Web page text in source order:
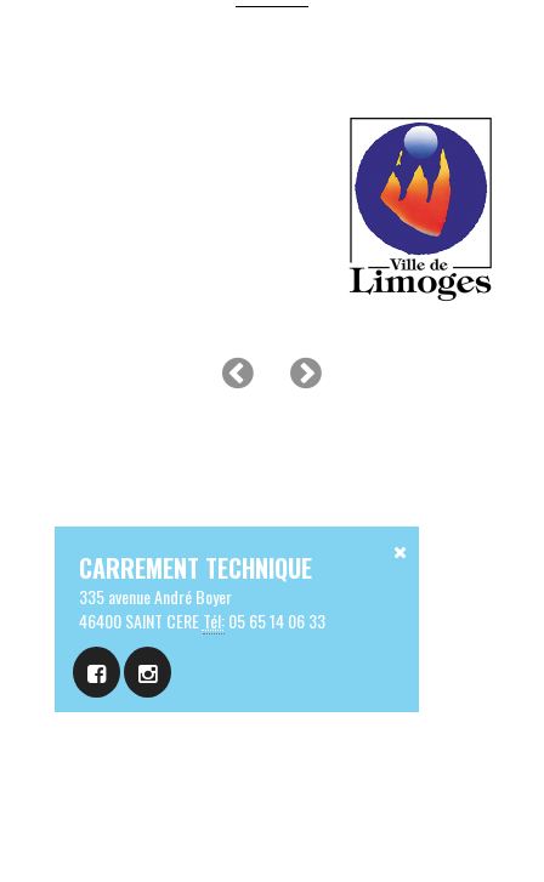
CARREMENT TECHNIQUE
335 avenue André Boyer
46400 SAINT CERETél:05 65 14 06 33